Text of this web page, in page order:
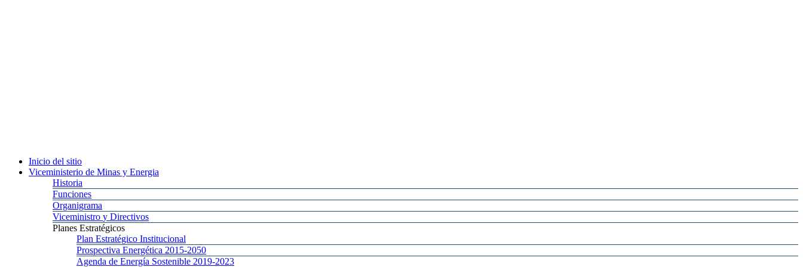
Inicio del sitio
Viceministerio de Minas y Energia
Historia
Funciones
Organigrama
Viceministro y Directivos
Planes Estratégicos
Plan Estratégico Institucional
Prospectiva Energética 2015-2050
Agenda de Energía Sostenible 2019-2023